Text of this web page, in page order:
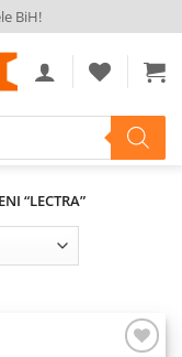
BiH!
“LECTRA”